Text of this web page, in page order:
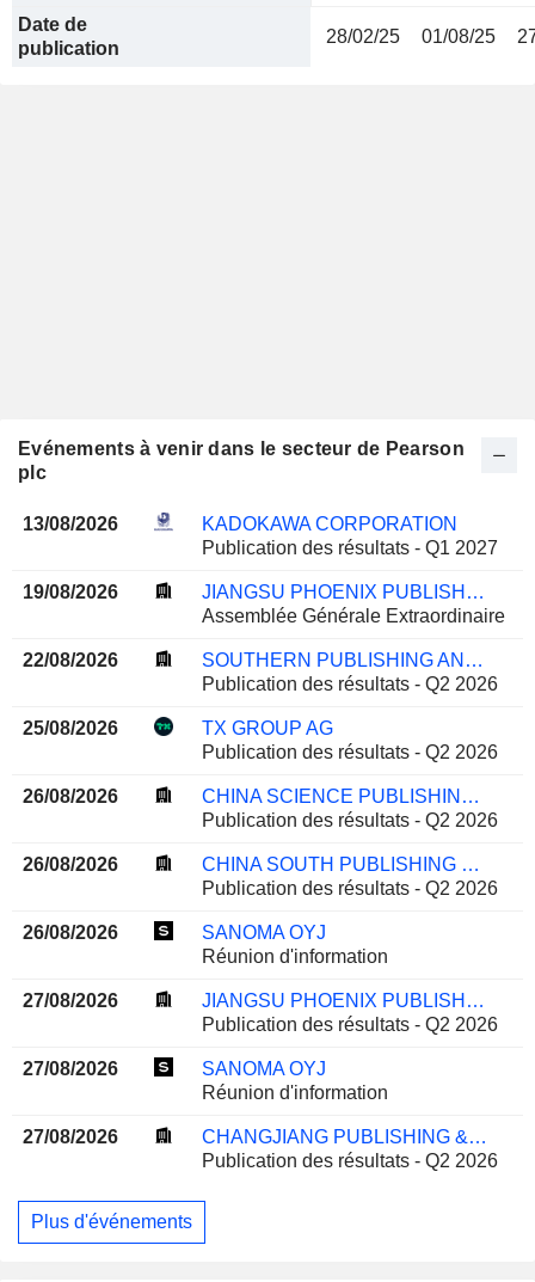
Date de
publication
28/02/25 01/08/25
Evénements à venir dans le secteur de Pearson
plc
13/08/2026
KADOKAWA CORPORATION
Publication des résultats - Q1 2027
19/08/2026
JIANGSU PHOENIX PUBLISHING & MEDIA CORPORATION LIMITED
Assemblée Générale Extraordinaire
22/08/2026
SOUTHERN PUBLISHING AND MEDIA CO.,LTD.
Publication des résultats - Q2 2026
25/08/2026
TX GROUP AG
Publication des résultats - Q2 2026
26/08/2026
CHINA SCIENCE PUBLISHING & MEDIA LTD.
Publication des résultats - Q2 2026
26/08/2026
CHINA SOUTH PUBLISHING & MEDIA GROUP CO., LTD
Publication des résultats - Q2 2026
26/08/2026
SANOMA OYJ
Réunion d'information
27/08/2026
JIANGSU PHOENIX PUBLISHING & MEDIA CORPORATION LIMITED
Publication des résultats - Q2 2026
27/08/2026
SANOMA OYJ
Réunion d'information
27/08/2026
CHANGJIANG PUBLISHING & MEDIA CO.,LTD
Publication des résultats - Q2 2026
Plus d'événements